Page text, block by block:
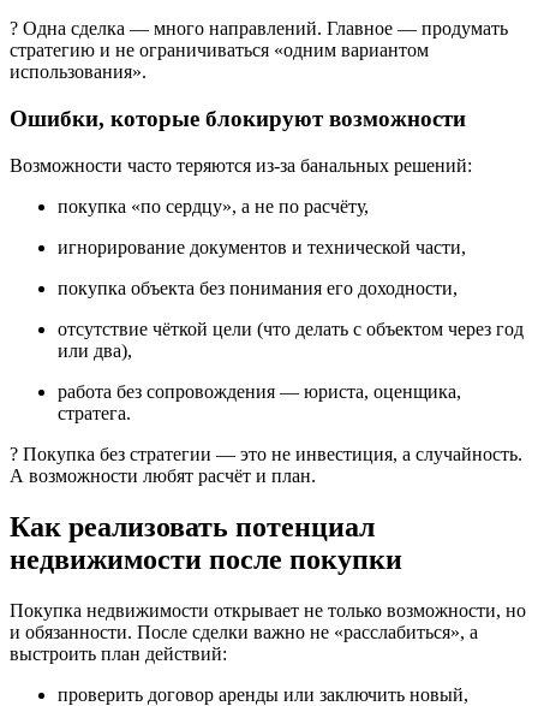
? Одна сделка — много направлений. Главное — продумать
стратегию и не ограничиваться «одним вариантом
использования».
Ошибки, которые блокируют возможности
Возможности часто теряются из-за банальных решений:
покупка «по сердцу», а не по расчёту,
игнорирование документов и технической части,
покупка объекта без понимания его доходности,
отсутствие чёткой цели (что делать с объектом через год
или два),
работа без сопровождения — юриста, оценщика,
стратега.
? Покупка без стратегии — это не инвестиция, а случайность.
А возможности любят расчёт и план.
Как реализовать потенциал
недвижимости после покупки
Покупка недвижимости открывает не только возможности, но
и обязанности. После сделки важно не «расслабиться», а
выстроить план действий:
проверить договор аренды или заключить новый,